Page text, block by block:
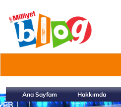
Ana Sayfam Hakkımda